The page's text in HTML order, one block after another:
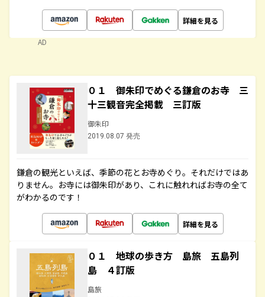
詳細を見る
AD
０１ 御朱印でめぐる鎌倉のお寺 三
十三観音完全掲載 三訂版
御朱印
2019.08.07 発売
鎌倉の観光といえば、季節の花とお寺めぐり。それだけではあ
りません。お寺には御朱印があり、これに触れればお寺の全て
がわかるのです！
詳細を見る
０１ 地球の歩き方 島旅 五島列
島 ４訂版
島旅